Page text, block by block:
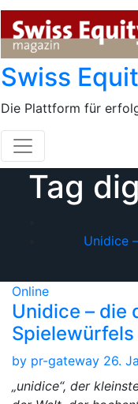
Skip
content
Swiss
Die Plattform für
Tag
Unidice
Online
Unidice – die
Spielewürfels
by pr-gateway 26.
„unidice“, der